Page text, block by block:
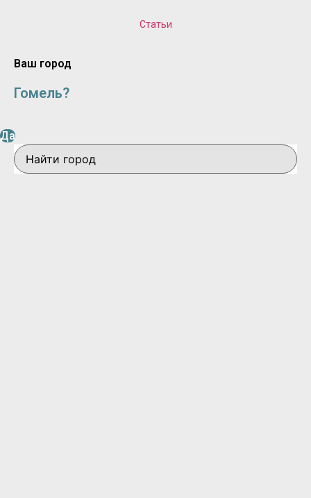
Статьи
Ваш город
Гомель?
Да